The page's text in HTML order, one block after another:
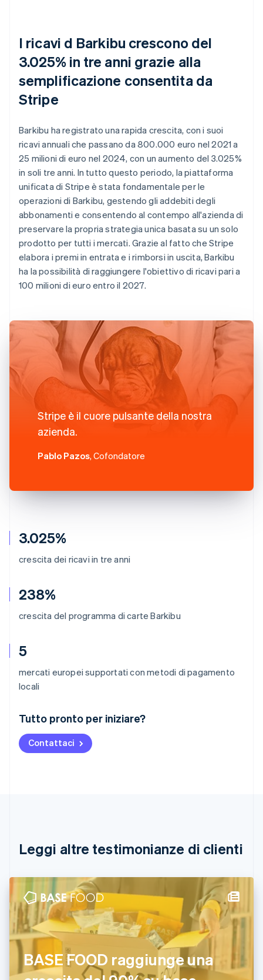
3.025%
crescita dei ricavi in tre anni
238%
crescita del programma di carte Barkibu
5
mercati europei supportati con metodi di pagamento
locali
Tutto pronto per iniziare?
Contattaci
I ricavi d Barkibu crescono del
3.025% in tre anni grazie alla
semplificazione consentita da
Stripe
Barkibu ha registrato una rapida crescita, con i suoi
ricavi annuali che passano da 800.000 euro nel 2021 a
25 milioni di euro nel 2024, con un aumento del 3.025%
in soli tre anni. In tutto questo periodo, la piattaforma
unificata di Stripe è stata fondamentale per le
operazioni di Barkibu, gestendo gli addebiti degli
abbonamenti e consentendo al contempo all'azienda di
preservare la propria strategia unica basata su un solo
prodotto per tutti i mercati. Grazie al fatto che Stripe
elabora i premi in entrata e i rimborsi in uscita, Barkibu
ha la possibilità di raggiungere l'obiettivo di ricavi pari a
100 milioni di euro entro il 2027.
Stripe è il cuore pulsante della nostra
azienda.
Pablo Pazos, Cofondatore
Leggi altre testimonianze di clienti
BASE FOOD raggiunge una
Australia
English
Austria
DeutschEnglish
English Français
Cina continentale
Cipro
Croazia
EnglishItaliano
Danimarca
English
Emirati Arabi Uniti
English
Estonia